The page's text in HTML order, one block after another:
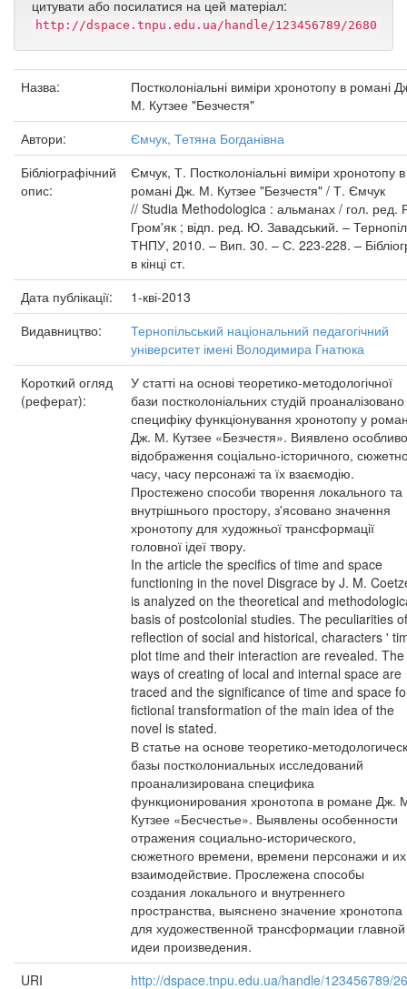
цитувати або посилатися на цей матеріал:
http://dspace.tnpu.edu.ua/handle/123456789/2680
Назва:
Постколоніальні виміри хронотопу в романі
М. Кутзее "Безчестя"
Автори:
Ємчук, Тетяна Богданівна
Бібліографічний
опис:
Ємчук, Т. Постколоніальні виміри хронотопу в
романі Дж. М. Кутзее "Безчестя" / Т. Ємчук
// Studia Methodologica : альманах / гол. ред.
Гром'як ; відп. ред. Ю. Завадський. –
ТНПУ, 2010. – Вип. 30. – С. 223-228. –
в кінці ст.
Дата публікації:
1-кві-2013
Видавництво:
Тернопільський національний педагогічний
університет імені Володимира Гнатюка
Короткий огляд
(реферат):
У статті на основі теоретико-методологічної
бази постколоніальних студій проаналізовано
специфіку функціонування хронотопу у
Дж. М. Кутзее «Безчестя». Виявлено
відображення соціально-історичного,
часу, часу персонажі та їх взаємодію.
Простежено способи творення локального та
внутрішнього простору, з'ясовано значення
хронотопу для художньої трансформації
головної ідеї твору.
In the article the specifics of time and space
functioning in the novel Disgrace by J. M.
is analyzed on the theoretical and
basis of postcolonial studies. The peculiarities of
reflection of social and historical, characters '
plot time and their interaction are revealed. The
ways of creating of local and internal space are
traced and the significance of time and space
fictional transformation of the main idea of the
novel is stated.
В статье на основе теоретико-
базы постколониальных исследований
проанализирована специфика
функционирования хронотопа в романе Дж.
Кутзее «Бесчестье». Выявлены особенности
отражения социально-исторического,
сюжетного времени, времени персонажи и их
взаимодействие. Прослежена способы
создания локального и внутреннего
пространства, выяснено значение хронотопа
для художественной трансформации главной
идеи произведения.
URI
http://dspace.tnpu.edu.ua/handle/123456789/